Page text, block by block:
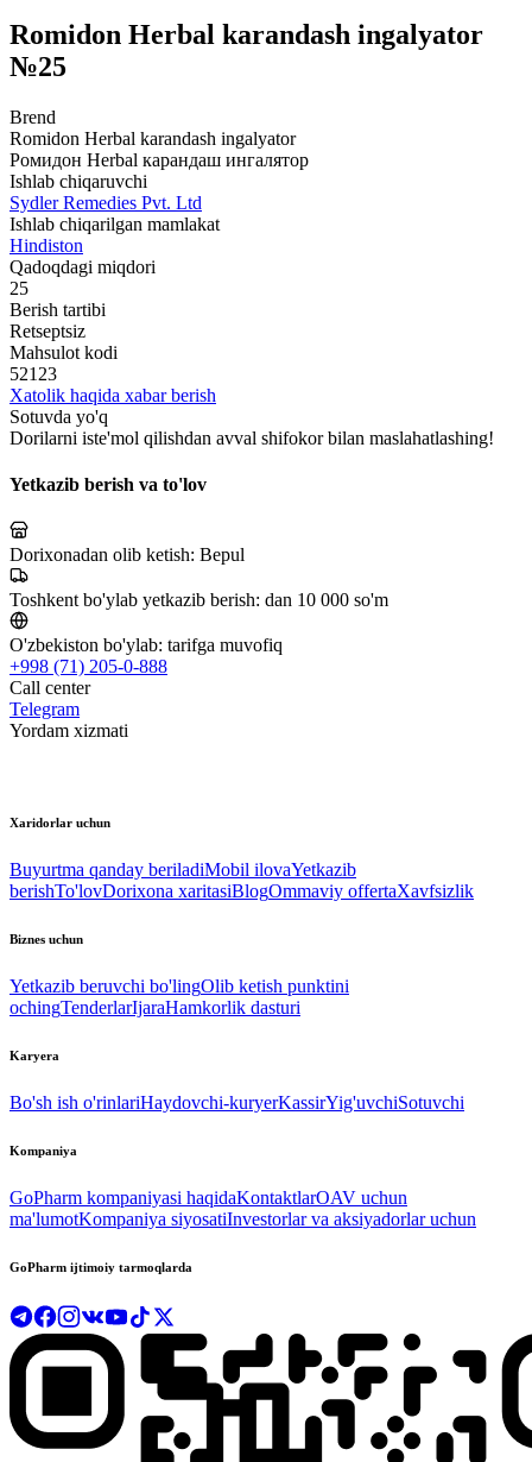
Romidon Herbal karandash ingalyator
№25
Brend
Romidon Herbal karandash ingalyator
Ромидон Herbal карандаш ингалятор
Ishlab chiqaruvchi
Sydler Remedies Pvt. Ltd
Ishlab chiqarilgan mamlakat
Hindiston
Qadoqdagi miqdori
25
Berish tartibi
Retseptsiz
Mahsulot kodi
52123
Xatolik haqida xabar berish
Sotuvda yo'q
Dorilarni iste'mol qilishdan avval shifokor bilan maslahatlashing!
Yetkazib berish va to'lov
Dorixonadan olib ketish: Bepul
Toshkent bo'ylab yetkazib berish: dan 10 000 so'm
O'zbekiston bo'ylab: tarifga muvofiq
+998 (71) 205-0-888
Call center
Telegram
Yordam xizmati
Xaridorlar uchun
Buyurtma qanday beriladiMobil ilovaYetkazib
berishTo'lovDorixona xaritasiBlogOmmaviy offertaXavfsizlik
Biznes uchun
Yetkazib beruvchi bo'lingOlib ketish punktini
ochingTenderlarIjaraHamkorlik dasturi
Karyera
Bo'sh ish o'rinlariHaydovchi-kuryerKassirYig'uvchiSotuvchi
Kompaniya
GoPharm kompaniyasi haqidaKontaktlarOAV uchun
ma'lumotKompaniya siyosatiInvestorlar va aksiyadorlar uchun
GoPharm ijtimoiy tarmoqlarda